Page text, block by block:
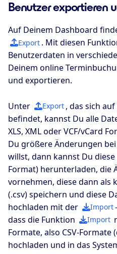
Benutzer exportieren
Auf Deinem Dashboard
Export . Mit diesen
Benutzerdaten in
Deinem online
und exportieren.
Unter Export , das sich
befindet, kannst Du alle
XLS, XML oder VCF/vCard
Du größere Änderungen
willst, dann kannst Du diese
Format) herunterladen, die
vornehmen, diese dann als
(.csv) speichern und diese
hochladen mit der
Import
dass die Funktion
Import
Formate, also CSV-Formate
hochladen und in das